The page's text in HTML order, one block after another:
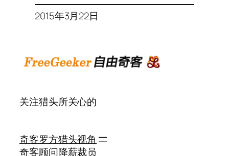
2015年3月22日
关注猎头所关心的
奇客罗方
奇客顾问
猎头视角
降薪裁员